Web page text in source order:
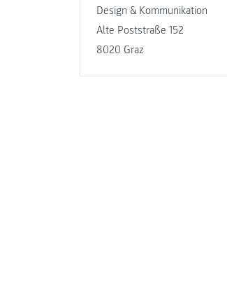
Design & Kommunikation
Alte Poststraße 152
8020 Graz